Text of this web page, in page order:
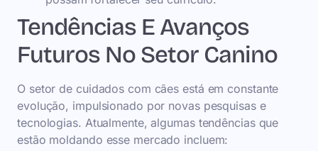
Tendências E Avanços
Futuros No Setor Canino
O setor de cuidados com cães está em constante
evolução, impulsionado por novas pesquisas e
tecnologias. Atualmente, algumas tendências que
estão moldando esse mercado incluem: